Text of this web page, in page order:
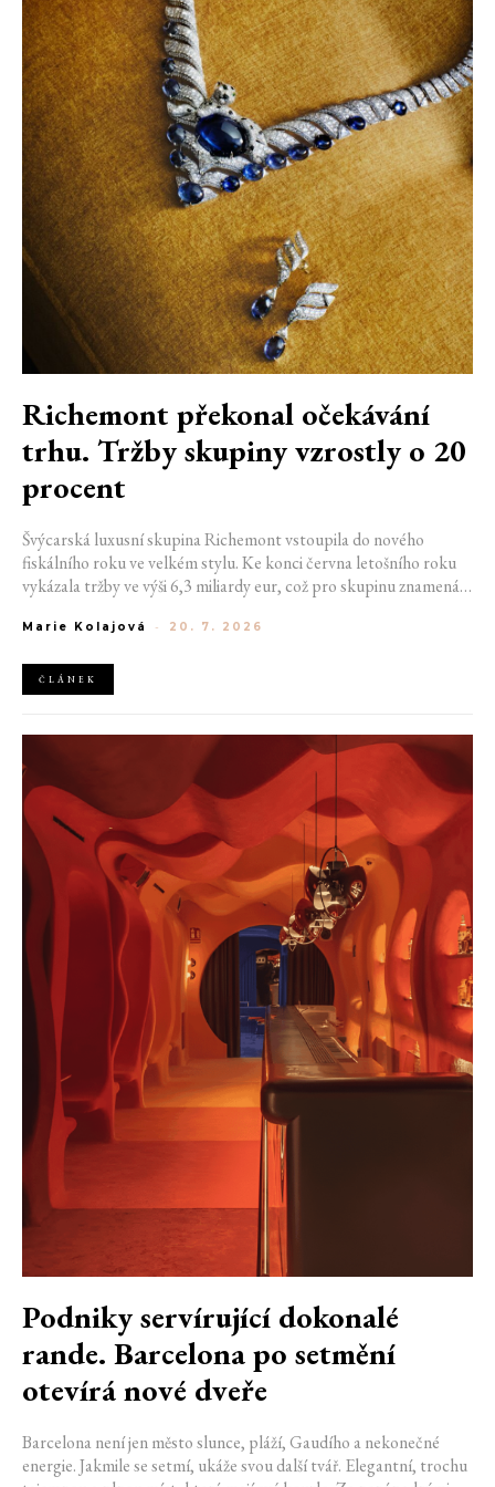
Richemont překonal očekávání
trhu. Tržby skupiny vzrostly o 20
procent
Švýcarská luxusní skupina Richemont vstoupila do nového
fiskálního roku ve velkém stylu. Ke konci června letošního roku
vykázala tržby ve výši 6,3 miliardy eur, což pro skupinu znamená
luxusním zůstává i přes přetrvávající ekonomickou nejistotu
Marie Kolajová - 20. 7. 2026
ČLÁNEK
Podniky servírující dokonalé
rande. Barcelona po setmění
otevírá nové dveře
Barcelona není jen město slunce, pláží, Gaudího a nekonečné
energie. Jakmile se setmí, ukáže svou další tvář. Elegantní, trochu